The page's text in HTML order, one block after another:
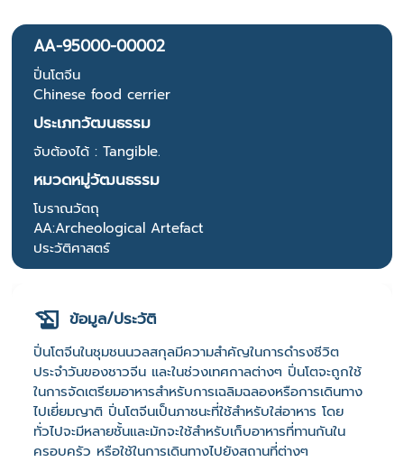
AA-95000-00002
ปิ่นโตจีน
Chinese food cerrier
ประเภทวัฒนธรรม
จับต้องได้ : Tangible.
หมวดหมู่วัฒนธรรม
โบราณวัตถุ
AA:Archeological Artefact
ประวัติศาสตร์
ข้อมูล/ประวัติ
ปิ่นโตจีนในชุมชนนวลสกุลมีความสำคัญในการดำรงชีวิต
ประจำวันของชาวจีน และในช่วงเทศกาลต่างๆ ปิ่นโตจะถูกใช้
ในการจัดเตรียมอาหารสำหรับการเฉลิมฉลองหรือการเดินทาง
ไปเยี่ยมญาติ ปิ่นโตจีนเป็นภาชนะที่ใช้สำหรับใส่อาหาร โดย
ทั่วไปจะมีหลายชั้นและมักจะใช้สำหรับเก็บอาหารที่ทานกันใน
ครอบครัว หรือใช้ในการเดินทางไปยังสถานที่ต่างๆ